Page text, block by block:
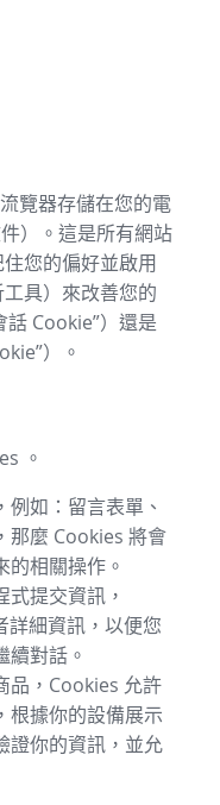
覽器存儲在您的電
）。這是所有網站
您的偏好並啟用
具）來改善您的
Cookie”）還是
）。
。
如：留言表單、
那麼 Cookies 將會
相關操作。
提交資訊，
詳細資訊，以便您
續對話。
品，Cookies 允許
根據你的設備展示
證你的資訊，並允